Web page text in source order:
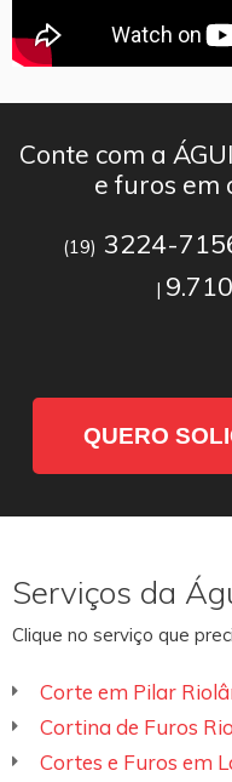
Conte com a
e furos em
(19) 3224-
|
QUERO
Serviços da
Clique no serviço que
Corte em Pilar
Cortina de Furos
Cortes e Furos em